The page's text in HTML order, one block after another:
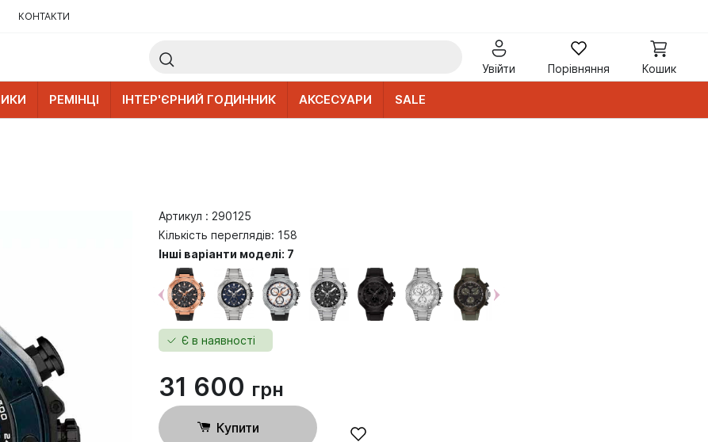
КОНТАКТИ
Увійти Порівняння Кошик
РЕМІНЦІ ІНТЕР'ЄРНИЙ ГОДИННИК АКСЕСУАРИ SALE
Артикул : 290125
Кількість переглядів: 158
Інші варіанти моделі: 7
Є в наявності
31 600 грн
Купити